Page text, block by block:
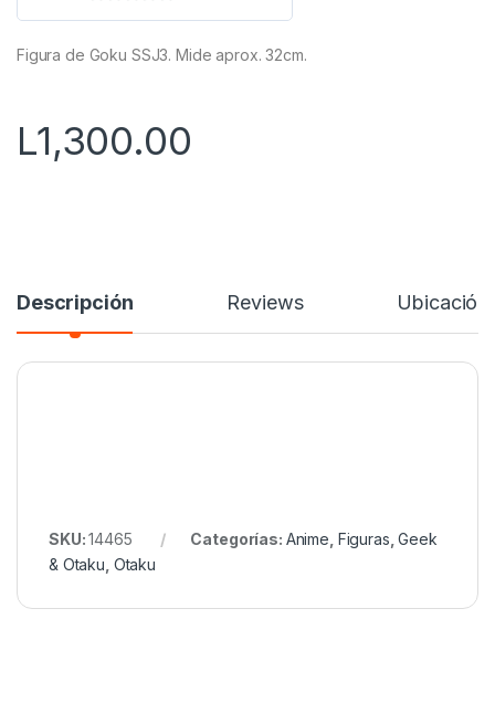
0
e
Figura de Goku SSJ3. Mide aprox. 32cm.
L1,300.00
Descripción Reviews Ubicación
SKU:14465 Categorías: Anime Figuras ,Geek
& Otaku Otaku